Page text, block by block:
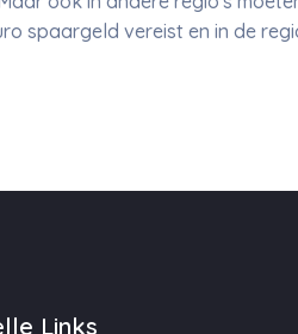
spaargeld vereist en in de
Links